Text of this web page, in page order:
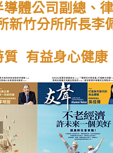
體公司副總、
新竹分所所長李
質 有益身心健